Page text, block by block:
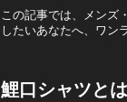
この記事では、メンズ
したいあなたへ、ワン
鯉口シャツと